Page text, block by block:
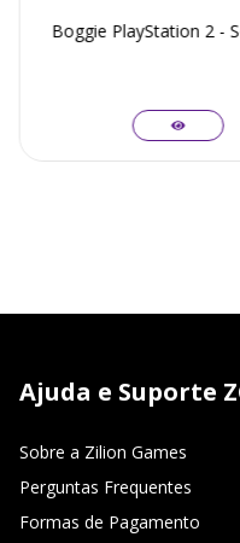
Boggie PlayStation 2 -
Ajuda e Suporte
Sobre a Zilion Games
Perguntas Frequentes
Formas de Pagamento